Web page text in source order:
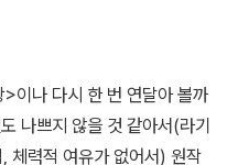
이 묵혀두고 있었던 책을 꺼
던 원서인데, 반지시리즈와
라 표지에는 마틴프리먼 대신
져 있는 책이다. 반지 시리즈
화적인 느낌이 나면서도 모
이나 다시 한 번 연달아 볼까
나쁘지 않을 것 같아서(라기
체력적 여유가 없어서) 원작